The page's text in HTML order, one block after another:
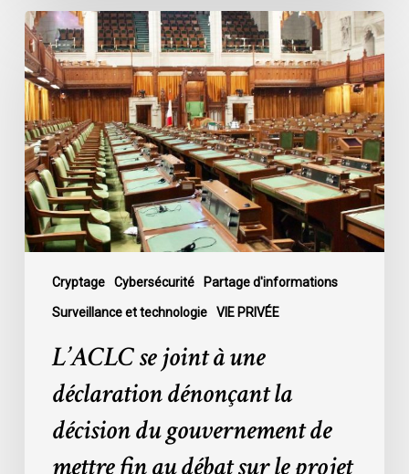
Cryptage Cybersécurité Partage d'informations
Surveillance et technologie VIE PRIVÉE
L’ACLC
se
joint
à
une
déclaration
dénonçant
la
décision
du
mettre
L’ACLC se joint à une
déclaration dénonçant la
décision du gouvernement de